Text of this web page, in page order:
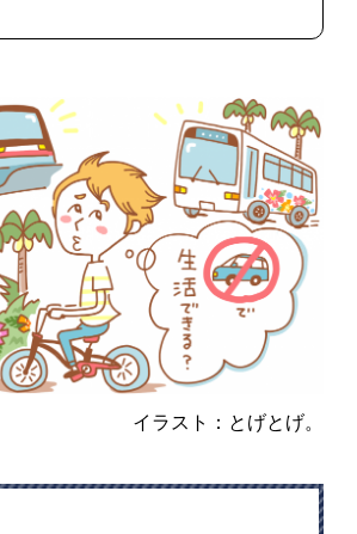
イラスト：とげとげ。